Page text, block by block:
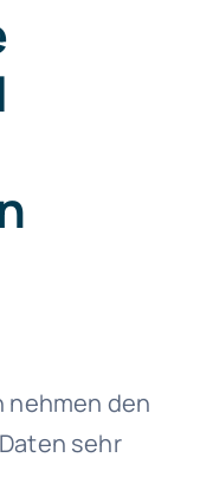
nehmen den
sehr